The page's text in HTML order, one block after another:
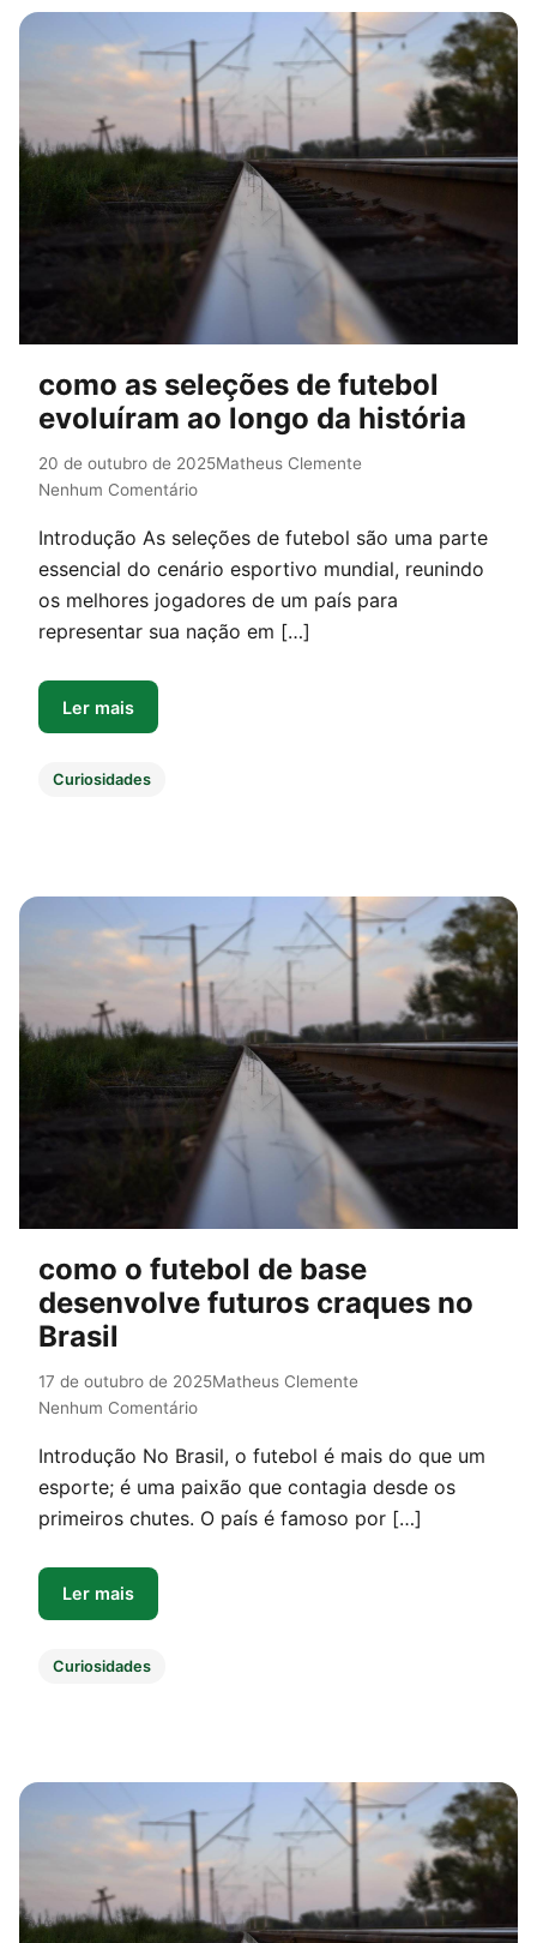
como as seleções de futebol
evoluíram ao longo da história
20 de outubro de 2025Matheus Clemente
Nenhum Comentário
Introdução As seleções de futebol são uma parte
essencial do cenário esportivo mundial, reunindo
os melhores jogadores de um país para
representar sua nação em […]
Ler mais
Curiosidades
como o futebol de base
desenvolve futuros craques no
Brasil
17 de outubro de 2025Matheus Clemente
Nenhum Comentário
Introdução No Brasil, o futebol é mais do que um
esporte; é uma paixão que contagia desde os
primeiros chutes. O país é famoso por […]
Ler mais
Curiosidades